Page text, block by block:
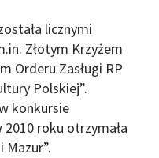
licznymi
Złotym Krzyżem
Orderu Zasługi RP
Polskiej”.
konkursie
roku otrzymała
Mazur”.